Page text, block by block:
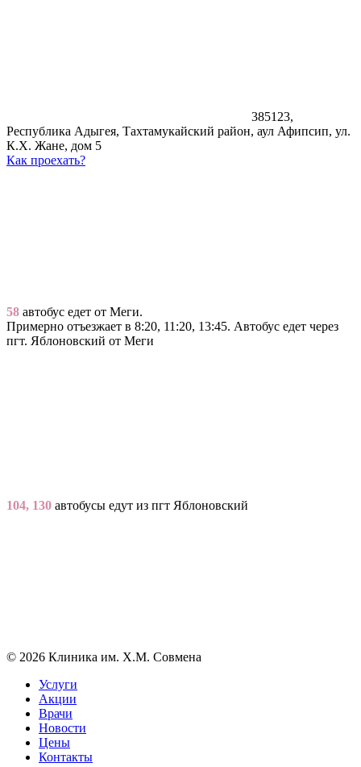
385123,
Республика Адыгея, Тахтамукайский район, аул Афипсип, ул.
К.Х. Жане, дом 5
Как проехать?
58 автобус едет от Меги.
Примерно отъезжает в 8:20, 11:20, 13:45. Автобус едет через
пгт. Яблоновский от Меги
104, 130 автобусы едут из пгт Яблоновский
© 2026 Клиника им. Х.М. Совмена
Услуги
Акции
Врачи
Новости
Цены
Контакты